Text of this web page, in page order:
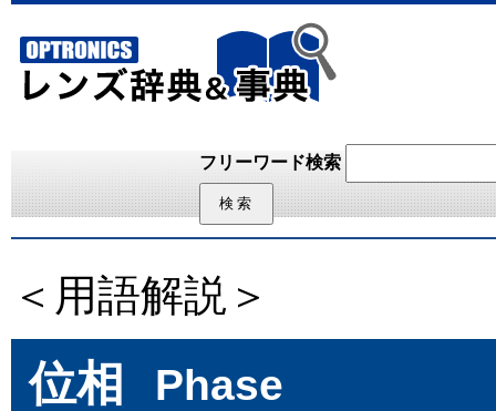
フリーワード検索
＜用語解説＞
位相 Phase